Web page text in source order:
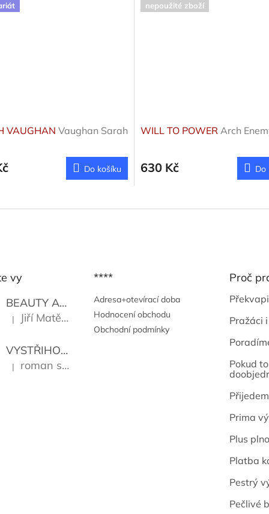
VAUGHAN Vaughan Sarah
Do košíku
nepoužité zboží
WILL TO POWER Arch
630 Kč Do
vy
BEAUTY AND THE BEAT
Go Go's
Hodnocení produktu je 5 z 5 hvězdiček.
| Jiří Matějů
VYSTŘIHOVÁNKY - PRAŽSKÉ PAMÁTKY Kropáček
Hodnocení produktu je 5 z 5 hvězdiček.
| roman sekanina
****
Adresa+otevírací doba
Hodnocení obchodu
Obchodní podmínky
Proč
Pražáci
Pokud
Prima
Plus
Platba
Pestrý
Pečlivé